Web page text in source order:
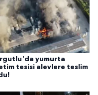
yumurta
tesisi alevlere teslim